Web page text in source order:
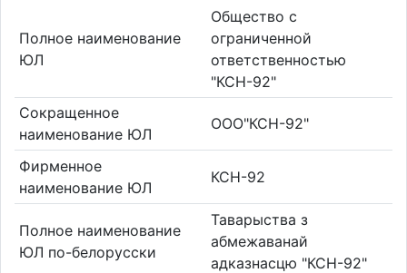
Полное наименование
ЮЛ
Общество с
ограниченной
ответственностью
"КСН-92"
Сокращенное
наименование ЮЛ
ООО"КСН-92"
Фирменное
наименование ЮЛ
КСН-92
Полное наименование
ЮЛ по-белорусски
Таварыства з
абмежаванай
адказнасцю "КСН-92"